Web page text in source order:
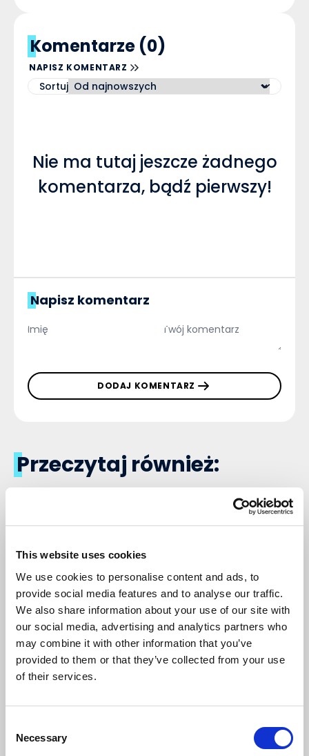
This website uses cookies
We use cookies to personalise content and ads, to
provide social media features and to analyse our traffic.
We also share information about your use of our site with
our social media, advertising and analytics partners who
may combine it with other information that you’ve
provided to them or that they’ve collected from your use
of their services.
Selection
Necessary
Komentarze (0)
NAPISZ KOMENTARZ
Sortuj
Nie ma tutaj jeszcze żadnego
komentarza, bądź pierwszy!
Napisz komentarz
DODAJ KOMENTARZ
Przeczytaj również:
Polska Lokalizacja
i Continia Document Capture
z KSeF to tylko część procesu. Dla wielu firm
odebraniu faktury: jak sprawnie przetworzyć ją w
ramach istniejących procesów obsługi faktur